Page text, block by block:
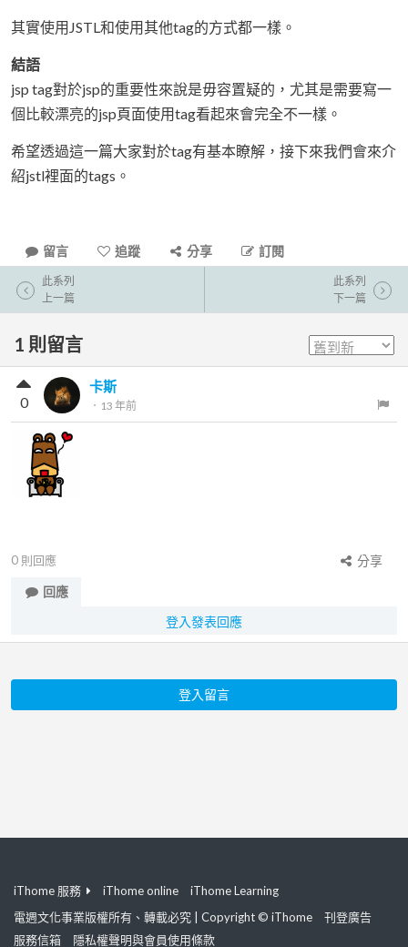
其實使用JSTL和使用其他tag的方式都一樣。
結語
jsp tag對於jsp的重要性來說是毋容置疑的，尤其是需要寫一
個比較漂亮的jsp頁面使用tag看起來會完全不一樣。
希望透過這一篇大家對於tag有基本瞭解，接下來我們會來介
紹jstl裡面的tags。
留言 追蹤 分享 訂閱
此系列
上一篇
此系列
下一篇
1 則留言
卡斯
． 13 年前
0
0 則回應
分享
回應
登入發表回應
登入留言
iThome 服務 iThome online
iThome Learning
電週文化事業版權所有、轉載必究 | Copyright © iThome
刊登廣告
服務信箱
隱私權聲明與會員使用條款